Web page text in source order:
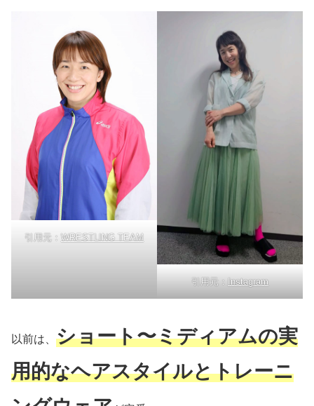
引用元： WRESTLING TEAM
引用元： Instagram
以前は、 ショート〜ミディアムの実
用的なヘアスタイルとトレーニ